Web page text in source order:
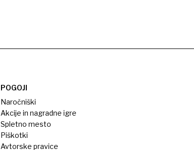
POGOJI
Naročniški
Akcije in nagradne igre
Spletno mesto
Piškotki
Avtorske pravice